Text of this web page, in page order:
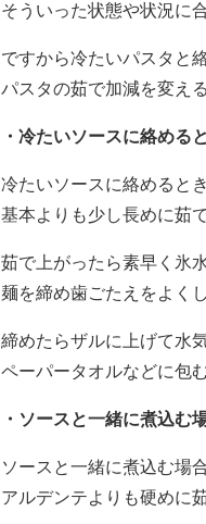
そういった状態や状況に
ですから冷たいパスタと
パスタの茹で加減を変え
・冷たいソースに絡める
冷たいソースに絡めると
基本よりも少し長めに茹
茹で上がったら素早く氷
麺を締め歯ごたえをよく
締めたらザルに上げて水
ペーパータオルなどに包
・ソースと一緒に煮込む
ソースと一緒に煮込む場
アルデンテよりも硬めに